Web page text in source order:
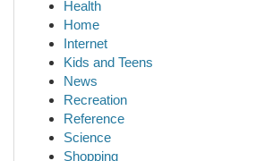
Health
Home
Internet
Kids and Teens
News
Recreation
Reference
Science
Shopping